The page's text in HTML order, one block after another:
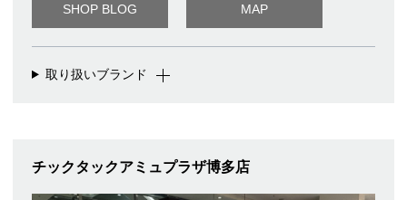
SHOP BLOG MAP
取り扱いブランド
チックタックアミュプラザ博多店